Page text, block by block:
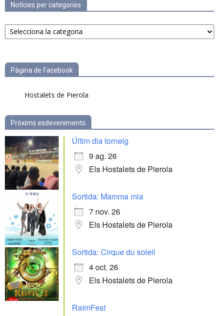
Notícies per categories
Notícies
per
Pàgina de Facebook
Hostalets de Pierola
Pròxims esdeveniments
Últim dia torneig
9 ag. 26
Els Hostalets de Pierola
Sortida: Mamma mia
7 nov. 26
Els Hostalets de Pierola
Sortida: Cirque du soleil
4 oct. 26
Els Hostalets de Pierola
RaïmFest